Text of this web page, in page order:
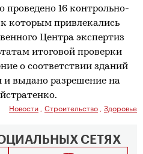
проведено 16 контрольно-
которым привлекались
Центра экспертиз
итоговой проверки
о соответствии зданий
и выдано разрешение на
Новости Строительство Здоровье
СЕТЯХ